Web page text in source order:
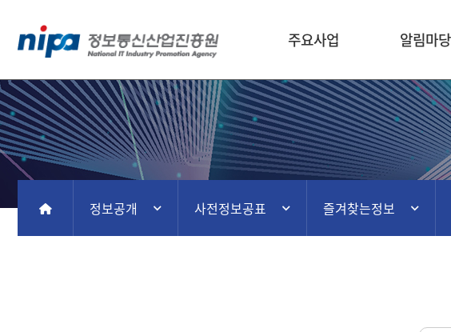
주요사업 알림마당
홈 정보공개 사전정보공표 즐겨찾는정보